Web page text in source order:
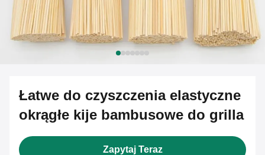
Łatwe do czyszczenia elastyczne
okrągłe kije bambusowe do grilla
Zapytaj Teraz